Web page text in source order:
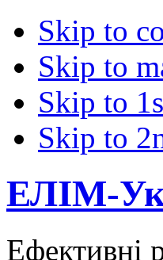
Skip to
Skip to
Skip to
Skip to
ЕЛІМ-
Ефективні